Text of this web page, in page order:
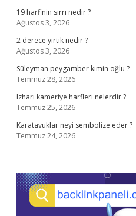
19 harfinin sırrı nedir ?
Ağustos 3, 2026
2 derece yırtık nedir ?
Ağustos 3, 2026
Süleyman peygamber kimin oğlu ?
Temmuz 28, 2026
Izharı kameriye harfleri nelerdir ?
Temmuz 25, 2026
Karatavuklar neyi sembolize eder ?
Temmuz 24, 2026